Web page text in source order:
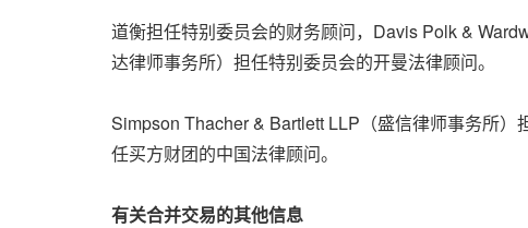
道衡担任特别委员会的财务顾问，Davis Polk &
达律师事务所）担任特别委员会的开曼法律顾问。
Simpson Thacher & Bartlett LLP（盛信律师事务所
任买方财团的中国法律顾问。
有关合并交易的其他信息